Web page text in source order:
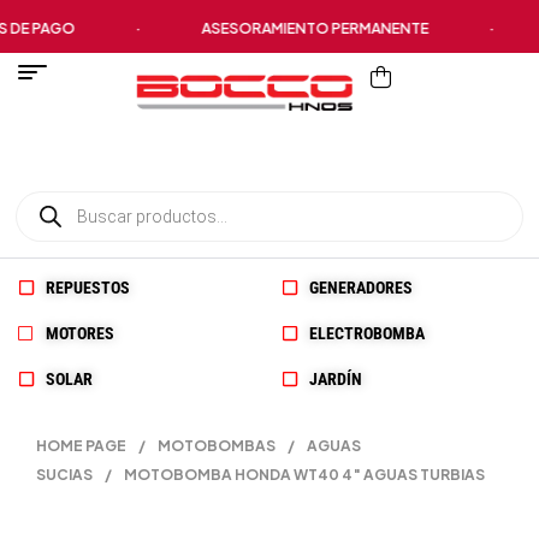
PAGO ASESORAMIENTO PERMANENTE
REPUESTOS GENERADORES
MOTORES ELECTROBOMBA
SOLAR JARDÍN
HOME PAGE / MOTOBOMBAS /
AGUAS
SUCIAS
/ MOTOBOMBA HONDA WT40 4″ AGUAS TURBIAS